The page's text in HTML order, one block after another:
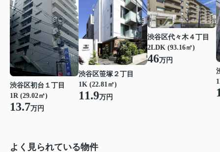
渋谷区初台１丁目
1R (29.02㎡)
13.7万円
渋谷区笹塚２丁目
1K (22.81㎡)
11.9万円
渋谷区代々木４丁目
2LDK (93.16㎡)
46万円
よく見られている物件